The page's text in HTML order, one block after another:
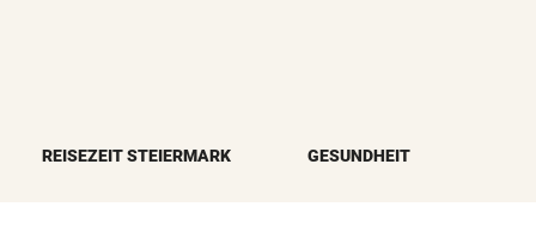
REISEZEIT STEIERMARK GESUNDHEIT